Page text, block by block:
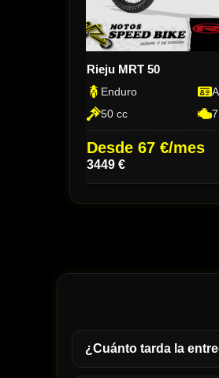
Rieju MRT 50
Enduro
50 cc
7
Desde 67 €/mes
3449 €
¿Cuánto tarda la